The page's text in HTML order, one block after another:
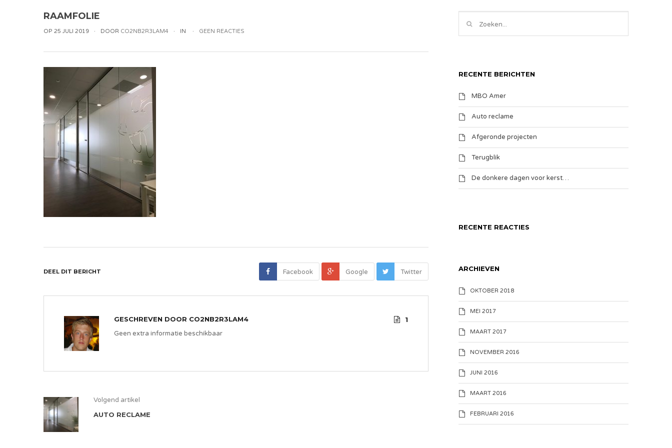
RAAMFOLIE
OP 25 JULI 2019 DOOR CO2NB2R3LAM4 IN GEEN REACTIES
DEEL DIT BERICHT Twitter
Google
Facebook
GESCHREVEN DOOR CO2NB2R3LAM4
1
Geen extra informatie beschikbaar
Volgend artikel
AUTO RECLAME
RECENTE BERICHTEN
MBO Amer
Auto reclame
Afgeronde projecten
Terugblik
De donkere dagen voor kerst…
RECENTE REACTIES
ARCHIEVEN
OKTOBER 2018
MEI 2017
MAART 2017
NOVEMBER 2016
JUNI 2016
MAART 2016
FEBRUARI 2016